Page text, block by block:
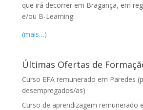
que irá decorrer em Bragança, em
e/ou B-Learning:
(mais…)
Últimas Ofertas de
Curso EFA remunerado em Paredes
desempregados/as)
Curso de aprendizagem remunerado